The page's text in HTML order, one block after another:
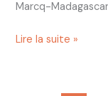
Marcq-
Lire la suite »